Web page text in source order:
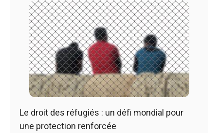
Le droit des réfugiés : un défi mondial pour
une protection renforcée